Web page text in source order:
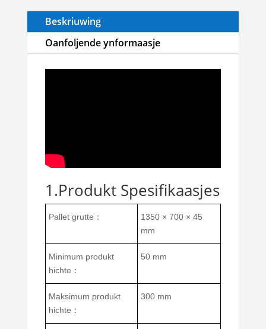
Beskriuwing
Oanfoljende ynformaasje
1.Produkt Spesifikaasjes
Pallet grutte：
1350 × 700 × 45
mm
Minimum produkt
hichte：
50 mm
Maksimum produkt
hichte：
300 mm